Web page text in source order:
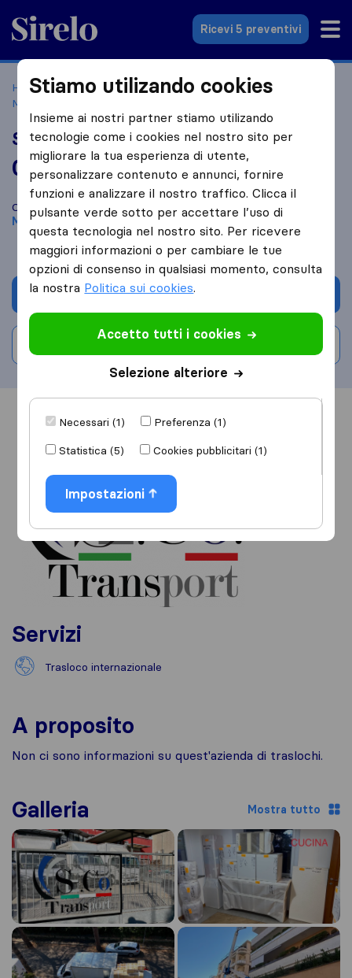
Sirelo.it
Ricevi 5 preventivi
Home
Le 10 migliori aziende di traslochi in Italia
Monterotondo
Se.Co.Transport
0,0 basato su 0
recensioni di Sirelo e Google
i
Confronta Se.Co.Transport con altreaziende di traslochi
Monterotondo
Chiedi preventivo
Informazioni Recensioni
Servizi
Trasloco internazionale
A proposito
Non ci sono informazioni su quest'azienda di traslochi.
Galleria Mostra tutto
Stiamo utilizando cookies
Insieme ai nostri partner stiamo utilizando
tecnologie come i cookies nel nostro sito per
migliorare la tua esperienza di utente,
personalizzare contenuto e annunci, fornire
funzioni e analizzare il nostro traffico. Clicca il
pulsante verde sotto per accettare l’uso di
questa tecnologia nel nostro sito. Per ricevere
maggiori informazioni o per cambiare le tue
opzioni di consenso in qualsiasi momento, consulta
la nostra Politica sui cookies.
Accetto tutti i cookies
Selezione alteriore
Necessari (1)
Preferenza (1)
Statistica (5)
Cookies pubblicitari (1)
Impostazioni